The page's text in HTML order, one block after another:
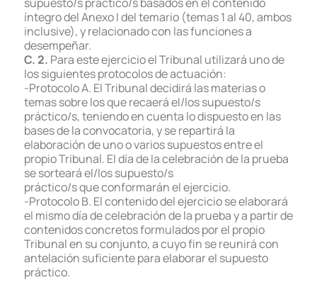
íntegro del Anexo I del temario (temas 1 al 40, ambos
inclusive), y relacionado con las funciones a
desempeñar.
C. 2. Para este ejercicio el Tribunal utilizará uno de
los siguientes protocolos de actuación:
-Protocolo A. El Tribunal decidirá las materias o
temas sobre los que recaerá el/los supuesto/s
práctico/s, teniendo en cuenta lo dispuesto en las
bases de la convocatoria, y se repartirá la
elaboración de uno o varios supuestos entre el
propio Tribunal. El día de la celebración de la prueba
se sorteará el/los supuesto/s
práctico/s que conformarán el ejercicio.
-Protocolo B. El contenido del ejercicio se elaborará
el mismo día de celebración de la prueba y a partir de
contenidos concretos formulados por el propio
Tribunal en su conjunto, a cuyo fin se reunirá con
antelación suficiente para elaborar el supuesto
práctico.